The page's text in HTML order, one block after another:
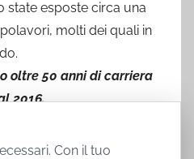
state esposte circa una
molti dei quali in
oltre 50 anni di carriera
2016.
Con il tuo